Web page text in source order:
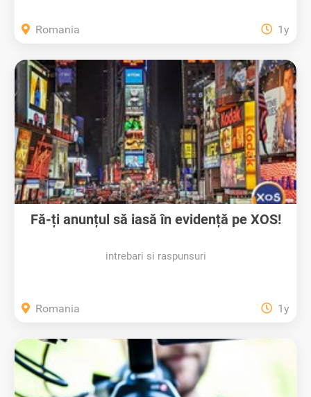
Romania 1y
Fă-ți anunțul să iasă în evidență pe XOS!
intrebari si raspunsuri
Romania 1y